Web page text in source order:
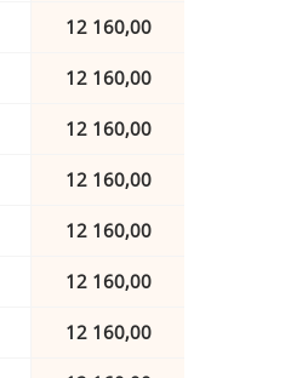
12 160,00
12 160,00
12 160,00
12 160,00
12 160,00
12 160,00
12 160,00